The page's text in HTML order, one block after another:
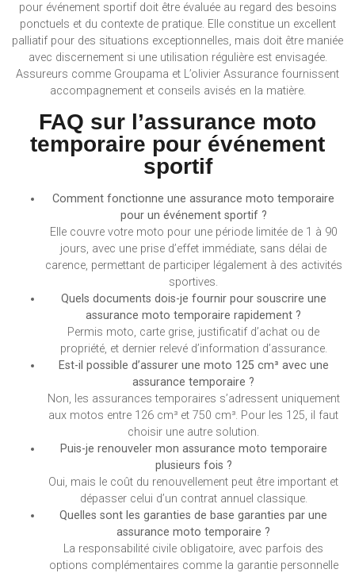
pour événement sportif doit être évaluée au regard des besoins
ponctuels et du contexte de pratique. Elle constitue un excellent
palliatif pour des situations exceptionnelles, mais doit être maniée
avec discernement si une utilisation régulière est envisagée.
Assureurs comme Groupama et L’olivier Assurance fournissent
accompagnement et conseils avisés en la matière.
FAQ sur l’assurance moto
temporaire pour événement
sportif
Comment fonctionne une assurance moto temporaire
pour un événement sportif ?
Elle couvre votre moto pour une période limitée de 1 à 90
jours, avec une prise d’effet immédiate, sans délai de
carence, permettant de participer légalement à des activités
sportives.
Quels documents dois-je fournir pour souscrire une
assurance moto temporaire rapidement ?
Permis moto, carte grise, justificatif d’achat ou de
propriété, et dernier relevé d’information d’assurance.
Est-il possible d’assurer une moto 125 cm³ avec une
assurance temporaire ?
Non, les assurances temporaires s’adressent uniquement
aux motos entre 126 cm³ et 750 cm³. Pour les 125, il faut
choisir une autre solution.
Puis-je renouveler mon assurance moto temporaire
plusieurs fois ?
Oui, mais le coût du renouvellement peut être important et
dépasser celui d’un contrat annuel classique.
Quelles sont les garanties de base garanties par une
assurance moto temporaire ?
La responsabilité civile obligatoire, avec parfois des
options complémentaires comme la garantie personnelle